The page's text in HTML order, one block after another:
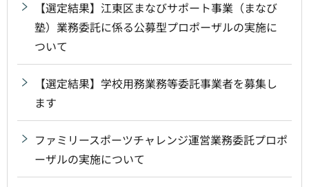
【選定結果】江東区まなびサポート事業（まなび
塾）業務委託に係る公募型プロポーザルの実施に
ついて
【選定結果】学校用務業務等委託事業者を募集し
ます
ファミリースポーツチャレンジ運営業務委託プロポ
ーザルの実施について